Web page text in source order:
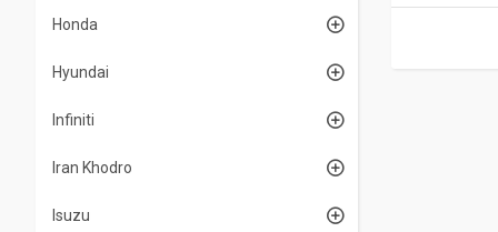
Honda
Hyundai
Infiniti
Iran Khodro
Isuzu